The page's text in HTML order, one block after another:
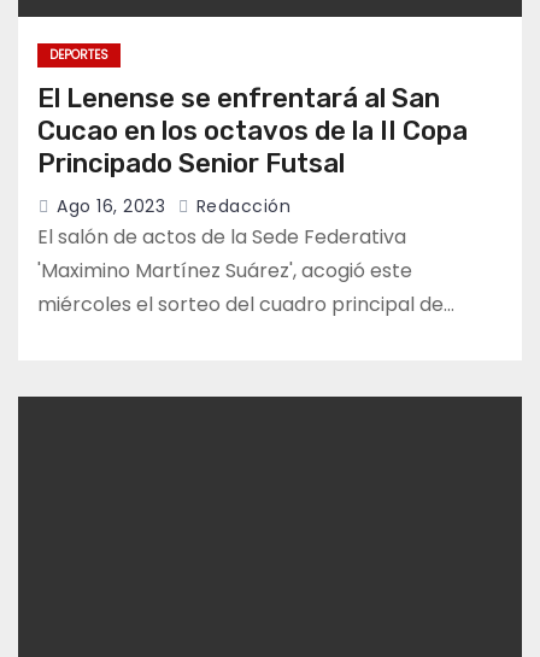
DEPORTES
El Lenense se enfrentará al San
Cucao en los octavos de la II Copa
Principado Senior Futsal
Ago 16, 2023 Redacción
El salón de actos de la Sede Federativa
'Maximino Martínez Suárez', acogió este
miércoles el sorteo del cuadro principal de…